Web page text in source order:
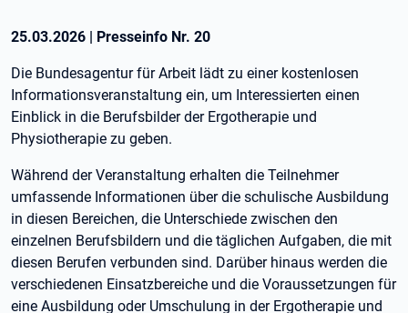
25.03.2026 | Presseinfo Nr. 20
Die Bundesagentur für Arbeit lädt zu einer kostenlosen
Informationsveranstaltung ein, um Interessierten einen
Einblick in die Berufsbilder der Ergotherapie und
Physiotherapie zu geben.
Während der Veranstaltung erhalten die Teilnehmer
umfassende Informationen über die schulische Ausbildung
in diesen Bereichen, die Unterschiede zwischen den
einzelnen Berufsbildern und die täglichen Aufgaben, die mit
diesen Berufen verbunden sind. Darüber hinaus werden die
verschiedenen Einsatzbereiche und die Voraussetzungen für
eine Ausbildung oder Umschulung in der Ergotherapie und